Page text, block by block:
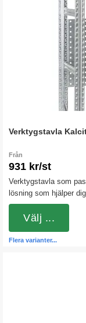
Verktygstavla
Från
931 kr/st
Verktygstavla som
lösning som hjälper
redskap.Observera att
Flera varianter...
Välj ...